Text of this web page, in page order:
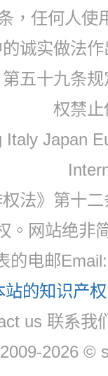
，任何人
的诚实做法
第五十九条
权禁
Italy Japan
法》第十
。网站绝非
的电邮
站的知识产
us 联系我
2009-2026 ©